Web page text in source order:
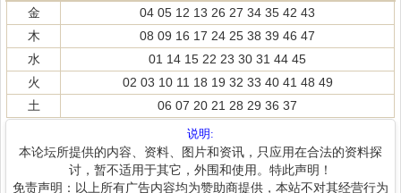
金
04 05 12 13 26 27 34 35 42 43
木
08 09 16 17 24 25 38 39 46 47
水
01 14 15 22 23 30 31 44 45
火
02 03 10 11 18 19 32 33 40 41 48 49
土
06 07 20 21 28 29 36 37
说明:
本论坛所提供的内容、资料、图片和资讯，只应用在合法的资料探
讨，暂不适用于其它，外围和使用。特此声明！
免责声明：以上所有广告内容均为赞助商提供，本站不对其经营行为